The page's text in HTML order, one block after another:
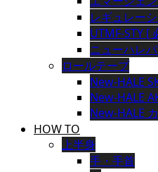
レギュレー
UTMF-STY [
ニューハレ
ロールテープ
New-HALE
New-HALE
New-HALE
HOW TO
上半身
手・手首